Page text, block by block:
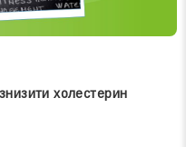
холестерин